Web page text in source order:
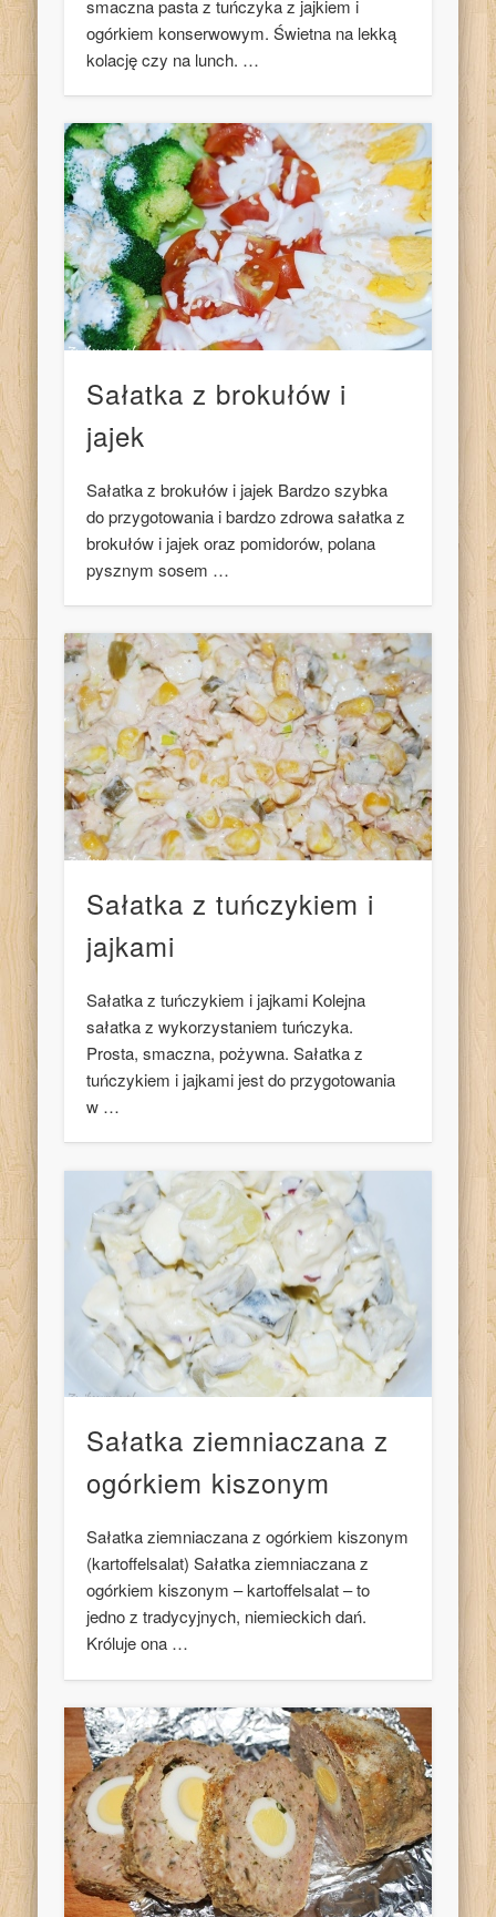
smaczna pasta z tuńczyka z jajkiem i
ogórkiem konserwowym. Świetna na lekką
kolację czy na lunch. …
Sałatka z brokułów i
jajek
Sałatka z brokułów i jajek Bardzo szybka
do przygotowania i bardzo zdrowa sałatka z
brokułów i jajek oraz pomidorów, polana
pysznym sosem …
Sałatka z tuńczykiem i
jajkami
Sałatka z tuńczykiem i jajkami Kolejna
sałatka z wykorzystaniem tuńczyka.
Prosta, smaczna, pożywna. Sałatka z
tuńczykiem i jajkami jest do przygotowania
w …
Sałatka ziemniaczana z
ogórkiem kiszonym
Sałatka ziemniaczana z ogórkiem kiszonym
(kartoffelsalat) Sałatka ziemniaczana z
ogórkiem kiszonym – kartoffelsalat – to
jedno z tradycyjnych, niemieckich dań.
Króluje ona …